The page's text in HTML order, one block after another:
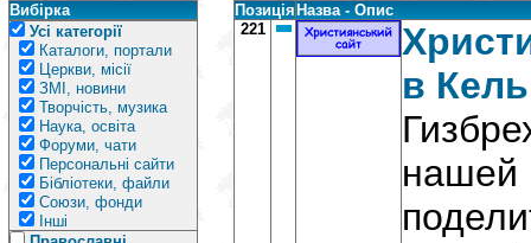
Вибірка
Усі категорії
Каталоги, портали
Церкви, місії
ЗМІ, новини
Творчість, музика
Наука, освіта
Форуми, чати
Персональні сайти
Бібліотеки, файли
Союзи, фонди
Інші
Позиція Назва - Опис
221
в
нашей